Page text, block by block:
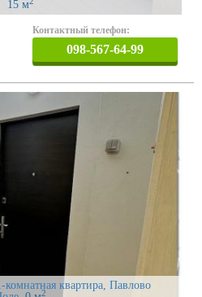
15 м
Контактный телефон:
098-567-64-99
квартира, Павлово
2